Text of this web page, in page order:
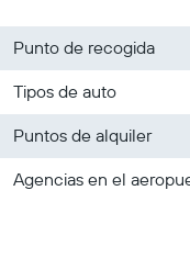
Punto de recogida
Tipos de auto
Puntos de alquiler
Agencias en el